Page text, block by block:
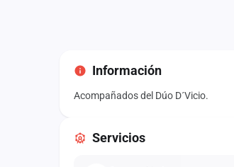
Información
Acompañados del Dúo D´Vicio.
Servicios